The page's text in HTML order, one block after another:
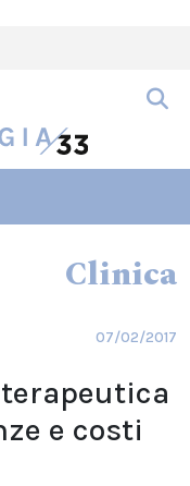
Clinica
07/02/2017
e costi